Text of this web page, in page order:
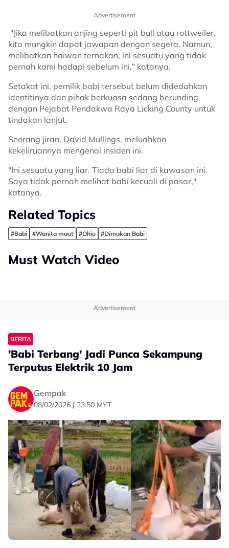
Advertisement
"Jika melibatkan anjing seperti pit bull atau rottweiler,
kita mungkin dapat jawapan dengan segera. Namun,
melibatkan haiwan ternakan, ini sesuatu yang tidak
pernah kami hadapi sebelum ini," katanya.
Setakat ini, pemilik babi tersebut belum didedahkan
identitinya dan pihak berkuasa sedang berunding
dengan Pejabat Pendakwa Raya Licking County untuk
tindakan lanjut.
Seorang jiran, David Mullings, meluahkan
kekeliruannya mengenai insiden ini.
"Ini sesuatu yang liar. Tiada babi liar di kawasan ini.
Saya tidak pernah melihat babi kecuali di pasar,"
katanya.
Related Topics
#Babi #Wanita maut #Ohio #Dimakan Babi
Must Watch Video
Advertisement
BERITA
'Babi Terbang' Jadi Punca Sekampung
Terputus Elektrik 10 Jam
Gempak
08/02/2026 | 23:50 MYT